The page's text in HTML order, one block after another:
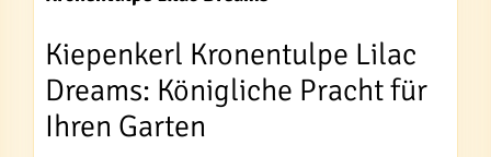
Kiepenkerl Kronentulpe Lilac
Dreams: Königliche Pracht für
Ihren Garten